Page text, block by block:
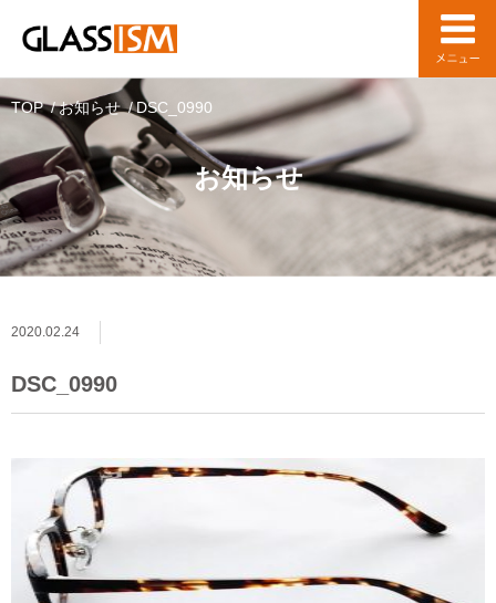
お知らせ
TOP お知らせ DSC_0990
2020.02.24
DSC_0990